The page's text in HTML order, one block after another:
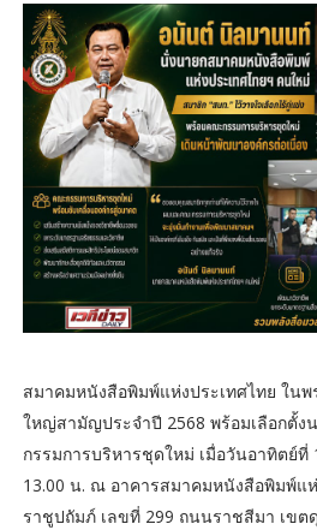
สมาคมหนังสือพิมพ์แห่งประเทศไทย ใน
ใหญ่สามัญประจำปี 2568 พร้อมเลือกตั้
กรรมการบริหารชุดใหม่ เมื่อวันอาทิตย์ที่
13.00 น. ณ อาคารสมาคมหนังสือพิมพ์แ
ราชูปถัมภ์ เลขที่ 299 ถนนราชสีมา เขต